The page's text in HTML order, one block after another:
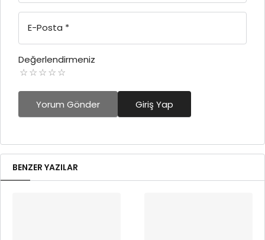
E-Posta *
Değerlendirmeniz
Yorum Gönder Giriş Yap
BENZER YAZILAR